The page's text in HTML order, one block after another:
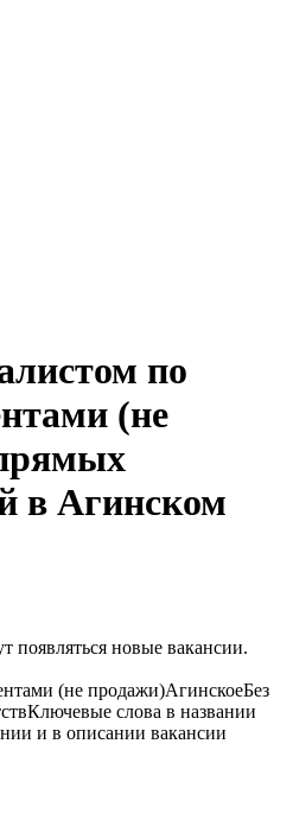
по
(не
в Агинском
появляться новые вакансии.
(не продажи)АгинскоеБез
Ключевые слова в названии
и в описании вакансии